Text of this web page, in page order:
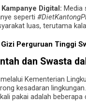
Digital: Media
seperti
luas, terutama
Perguruan Tinggi
dan Swasta
Kementerian
kesadaran
pakai adalah